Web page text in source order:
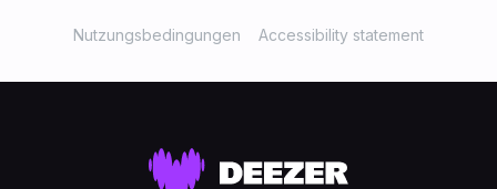
Nutzungsbedingungen Accessibility statement